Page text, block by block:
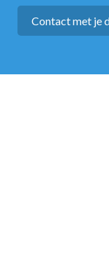
Contact met je